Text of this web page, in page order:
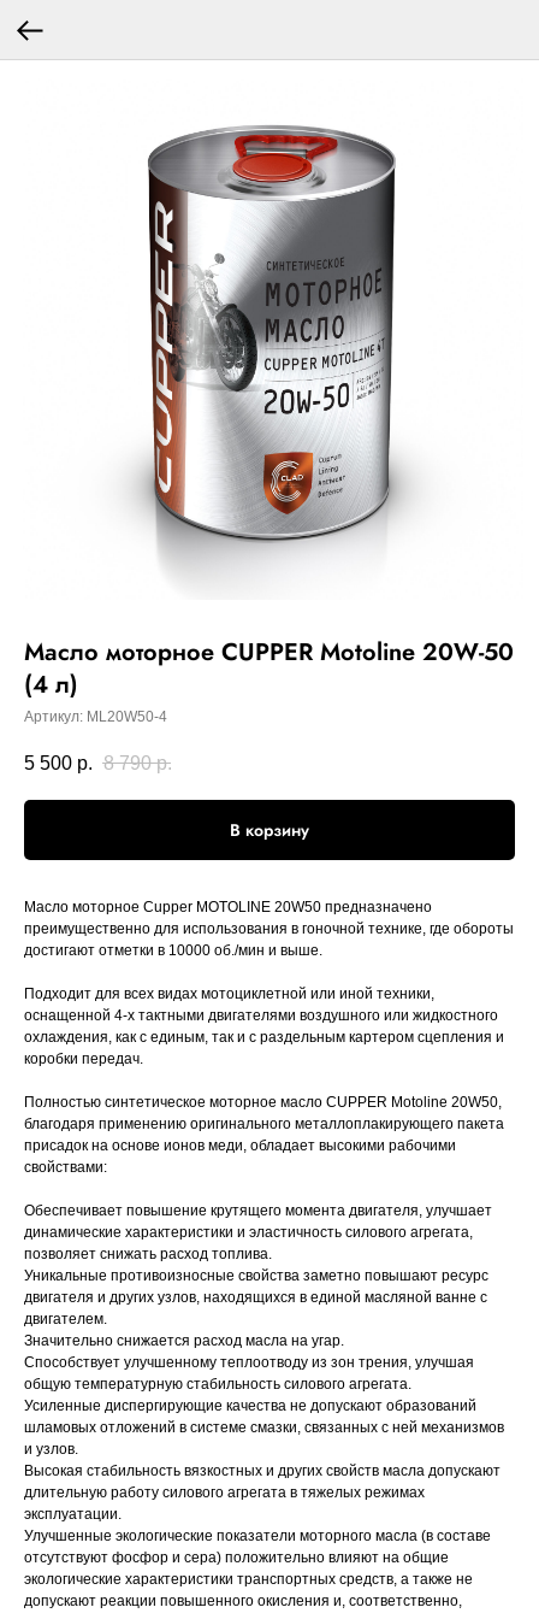
Масло моторное CUPPER Motoline 20W-50
(4 л)
Артикул: ML20W50-4
5 500 р. 8 790 р.
В корзину
Масло моторное Cupper MOTOLINE 20W50 предназначено
преимущественно для использования в гоночной технике, где обороты
достигают отметки в 10000 об./мин и выше.
Подходит для всех видах мотоциклетной или иной техники,
оснащенной 4-х тактными двигателями воздушного или жидкостного
охлаждения, как с единым, так и с раздельным картером сцепления и
коробки передач.
Полностью синтетическое моторное масло CUPPER Motoline 20W50,
благодаря применению оригинального металлоплакирующего пакета
присадок на основе ионов меди, обладает высокими рабочими
свойствами:
Обеспечивает повышение крутящего момента двигателя, улучшает
динамические характеристики и эластичность силового агрегата,
позволяет снижать расход топлива.
Уникальные противоизносные свойства заметно повышают ресурс
двигателя и других узлов, находящихся в единой масляной ванне с
двигателем.
Значительно снижается расход масла на угар.
Способствует улучшенному теплоотводу из зон трения, улучшая
общую температурную стабильность силового агрегата.
Усиленные диспергирующие качества не допускают образований
шламовых отложений в системе смазки, связанных с ней механизмов
и узлов.
Высокая стабильность вязкостных и других свойств масла допускают
длительную работу силового агрегата в тяжелых режимах
эксплуатации.
Улучшенные экологические показатели моторного масла (в составе
отсутствуют фосфор и сера) положительно влияют на общие
экологические характеристики транспортных средств, а также не
допускают реакции повышенного окисления и, соответственно,